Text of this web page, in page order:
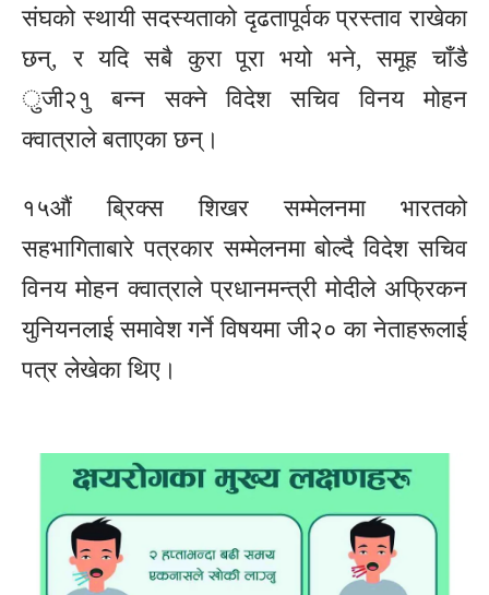
संघको स्थायी सदस्यताको दृढतापूर्वक प्रस्ताव राखेका
छन्, र यदि सबै कुरा पूरा भयो भने, समूह चाँडै
ुजी२१ु बन्न सक्ने विदेश सचिव विनय मोहन
क्वात्राले बताएका छन्।
१५औं ब्रिक्स शिखर सम्मेलनमा भारतको
सहभागिताबारे पत्रकार सम्मेलनमा बोल्दै विदेश सचिव
विनय मोहन क्वात्राले प्रधानमन्त्री मोदीले अफ्रिकन
युनियनलाई समावेश गर्ने विषयमा जी२० का नेताहरूलाई
पत्र लेखेका थिए।